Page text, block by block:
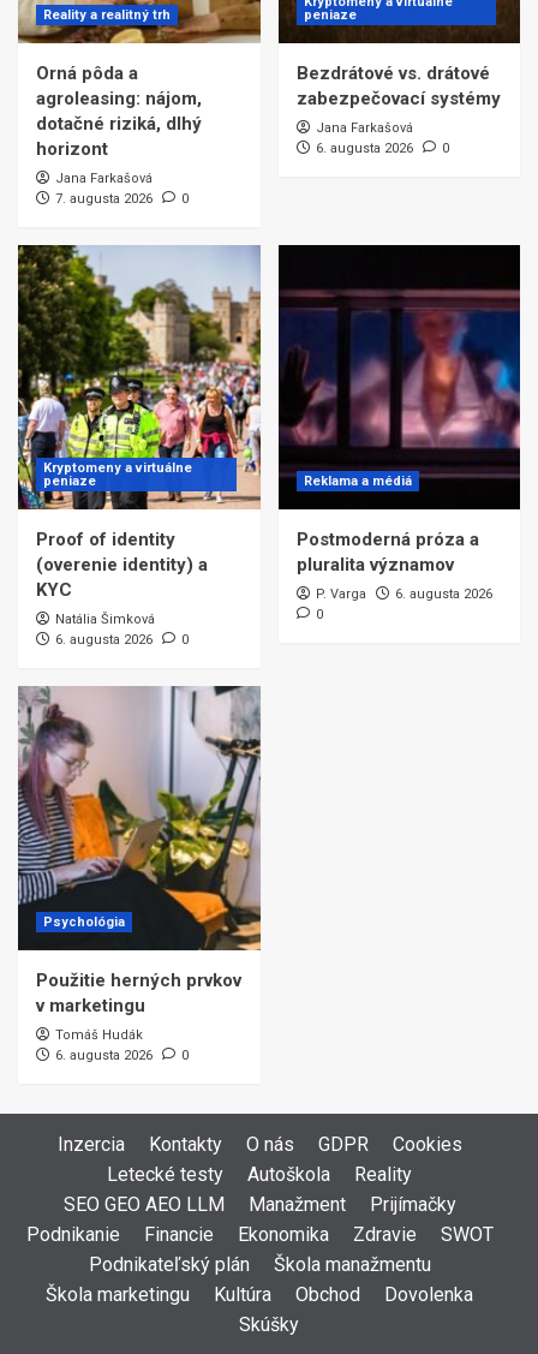
Reality a realitný trh
Orná pôda a
agroleasing: nájom,
dotačné riziká, dlhý
horizont
Jana Farkašová
7. augusta 2026
0
peniaze
Bezdrátové vs. drátové
zabezpečovací systémy
Jana Farkašová
6. augusta 2026
0
Kryptomeny a virtuálne
peniaze
Proof of identity
(overenie identity) a
KYC
Natália Šimková
6. augusta 2026
0
Reklama a médiá
Postmoderná próza a
pluralita významov
P. Varga
6. augusta 2026
0
Psychológia
Použitie herných prvkov
v marketingu
Tomáš Hudák
6. augusta 2026
0
Inzercia Kontakty O nás GDPR
Cookies
Letecké testy
Autoškola
Reality
SEO GEO AEO LLM
Manažment
Prijímačky
Podnikanie
Financie Ekonomika Zdravie
SWOT
Podnikateľský plán
Škola manažmentu
Škola marketingu
Kultúra Obchod
Dovolenka
Skúšky